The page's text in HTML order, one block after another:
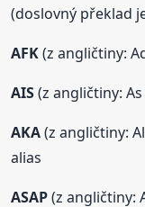
(doslovný překlad
AFK(z angličtiny:
AIS(z angličtiny:
AKA(z angličtiny:
alias
ASAP(z angličtiny: